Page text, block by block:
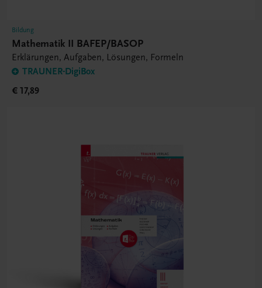
Bildung
Mathematik II BAFEP/BASOP
Erklärungen, Aufgaben, Lösungen, Formeln
TRAUNER-DigiBox
€ 17,89